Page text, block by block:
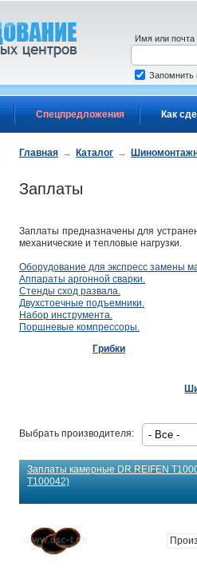
Спецпредложения Как
Имя или почта
Запомнить
Главная → Каталог →
Заплаты
Заплаты предназначены для
механические и тепловые нагрузки.
Оборудование для экспресс замены
Аппараты аргонной сварки.
Стенды сход развала.
Двухстоечные подъемники.
Набор инструмента.
Поршневые компрессоры.
Грибки
Выбрать производителя:
Заплаты камерные DR.REIFEN
T100042)